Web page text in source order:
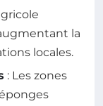
la
locales.
: Les zones